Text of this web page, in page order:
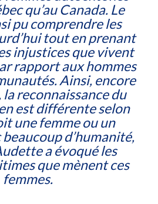
qu’au Canada. Le
pu comprendre les
tout en prenant
injustices que vivent
rapport aux hommes
Ainsi, encore
la reconnaissance du
est différente selon
une femme ou un
d’humanité,
a évoqué les
que mènent ces
femmes.